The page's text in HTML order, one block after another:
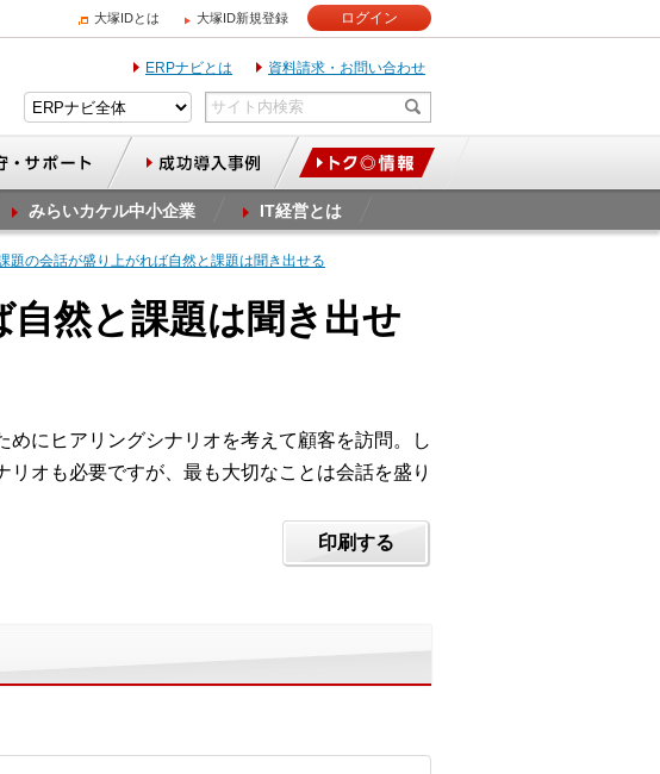
大塚IDとは 大塚ID新規登録 ログイン
ERPナビとは 資料請求・お問い合わせ
みらいカケル中小企業 IT経営とは
題の会話が盛り上がれば自然と課題は聞き出せる
然と課題は聞き出せ
にヒアリングシナリオを考えて顧客を訪問。し
オも必要ですが、最も大切なことは会話を盛り
印刷する